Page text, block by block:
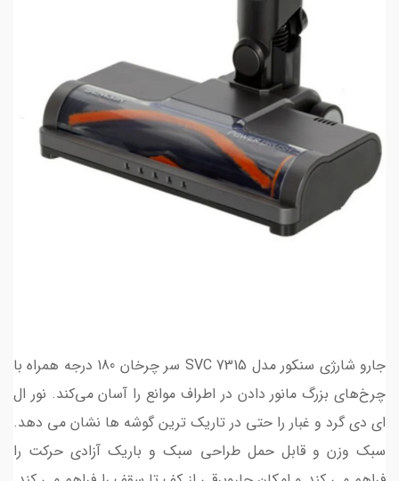
جارو شارژی سنکور مدل SVC 7315 سر چرخان 180 درجه همراه با
چرخ‌های بزرگ مانور دادن در اطراف موانع را آسان می‌کند. نور ال
ای دی گرد و غبار را حتی در تاریک ترین گوشه ها نشان می دهد.
سبک وزن و قابل حمل طراحی سبک و باریک آزادی حرکت را